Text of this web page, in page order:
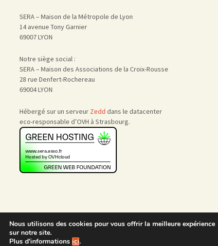
SERA – Maison de la Métropole de Lyon
14 avenue Tony Garnier
69007 LYON
Notre siège social :
SERA – Maison des Associations de la Croix-Rousse
28 rue Denfert-Rochereau
69004 LYON
Hébergé sur un serveur Zedd dans le datacenter
eco-responsable d’OVH à Strasbourg.
Accueil | Nous rejoindre
Admin
Nous utilisons des cookies pour vous offrir la meilleure expérience
sur notre site.
Plus d'informations ici.